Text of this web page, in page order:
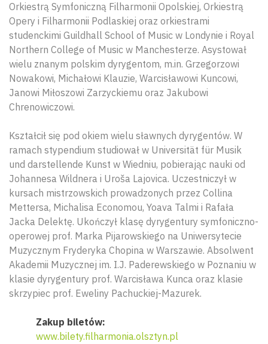
Orkiestrą Symfoniczną Filharmonii Opolskiej, Orkiestrą
Opery i Filharmonii Podlaskiej oraz orkiestrami
studenckimi Guildhall School of Music w Londynie i Royal
Northern College of Music w Manchesterze. Asystował
wielu znanym polskim dyrygentom, m.in. Grzegorzowi
Nowakowi, Michałowi Klauzie, Warcisławowi Kuncowi,
Janowi Miłoszowi Zarzyckiemu oraz Jakubowi
Chrenowiczowi.
Kształcił się pod okiem wielu sławnych dyrygentów. W
ramach stypendium studiował w Universität für Musik
und darstellende Kunst w Wiedniu, pobierając nauki od
Johannesa Wildnera i Uroša Lajovica. Uczestniczył w
kursach mistrzowskich prowadzonych przez Collina
Mettersa, Michalisa Economou, Yoava Talmi i Rafała
Jacka Delektę. Ukończył klasę dyrygentury symfoniczno-
operowej prof. Marka Pijarowskiego na Uniwersytecie
Muzycznym Fryderyka Chopina w Warszawie. Absolwent
Akademii Muzycznej im. I.J. Paderewskiego w Poznaniu w
klasie dyrygentury prof. Warcisława Kunca oraz klasie
skrzypiec prof. Eweliny Pachuckiej-Mazurek.
Zakup biletów:
www.bilety.filharmonia.olsztyn.pl